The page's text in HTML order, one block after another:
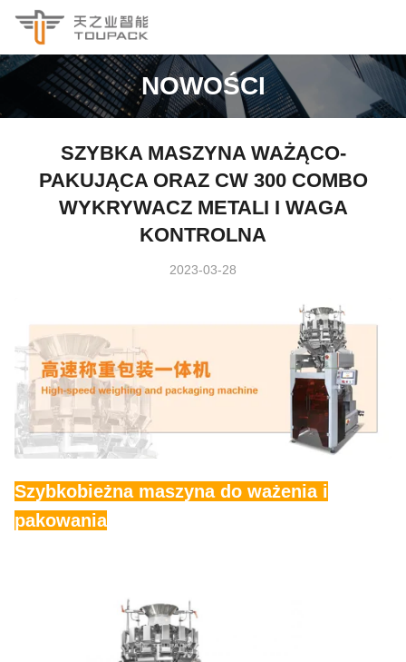
NOWOŚCI
SZYBKA MASZYNA WAŻĄCO-
PAKUJĄCA ORAZ CW 300 COMBO
WYKRYWACZ METALI I WAGA
KONTROLNA
2023-03-28
Szybkobieżna maszyna do ważenia i
pakowania